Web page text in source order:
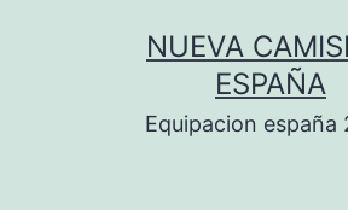
NUEVA
ESPAÑA
Equipacion españa